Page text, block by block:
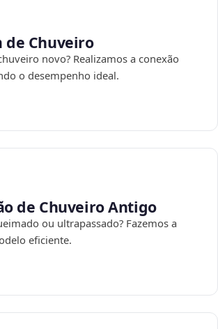
de Chuveiro
novo? Realizamos a conexão
o desempenho ideal.
de Chuveiro Antigo
ou ultrapassado? Fazemos a
eficiente.